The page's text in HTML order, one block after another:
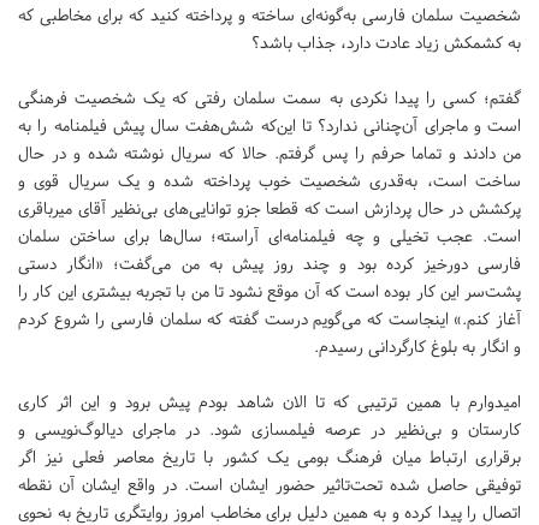
شخصیت سلمان فارسی به‌گونه‌ای ساخته و پرداخته کنید که برای مخاطبی که
به کشمکش زیاد عادت دارد، جذاب باشد؟
گفتم؛ کسی را پیدا نکردی به ‌سمت سلمان رفتی که یک شخصیت فرهنگی
است و ماجرای آن‌چنانی ندارد؟ تا این‌که شش‌هفت سال پیش فیلمنامه را به
من دادند و تماما حرفم را پس گرفتم. حالا که سریال نوشته شده و در حال
ساخت است، به‌قدری شخصیت خوب پرداخته شده و یک سریال قوی و
پرکشش در حال پردازش است که قطعا جزو توانایی‌های بی‌نظیر آقای میرباقری
است. عجب تخیلی و چه فیلمنامه‌ای آراسته؛ سال‌ها برای ساختن سلمان
فارسی دورخیز کرده بود و چند روز پیش به من می‌گفت؛ «‌انگار دستی
پشت‌سر این کار بوده است که آن موقع نشود تا من با تجربه بیشتری این کار را
آغاز کنم.» اینجاست که می‌گویم درست گفته که سلمان فارسی را شروع کردم
و انگار به بلوغ کارگردانی رسیدم.
امیدوارم با همین ترتیبی که تا الان شاهد بودم پیش برود و این اثر کاری
کارستان و بی‌نظیر در عرصه فیلمسازی شود. در ماجرای دیالوگ‌نویسی و
برقراری ارتباط میان فرهنگ بومی یک کشور با تاریخ معاصر فعلی نیز اگر
توفیقی حاصل شده تحت‌تاثیر حضور ایشان است. در واقع ایشان آن نقطه
اتصال را پیدا کرده و به همین دلیل برای مخاطب امروز روایتگری تاریخ به نحوی